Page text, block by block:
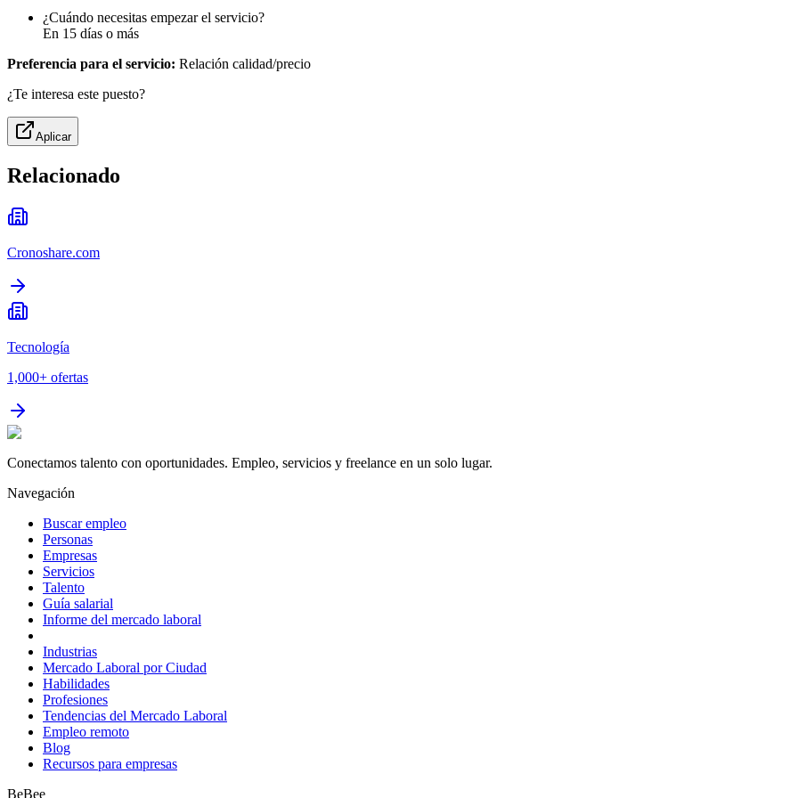
¿Cuándo necesitas empezar el servicio?
En 15 días o más
Preferencia para el servicio: Relación calidad/precio
¿Te interesa este puesto?
Aplicar
Relacionado
Cronoshare.com
Tecnología
1,000+ ofertas
Conectamos talento con oportunidades. Empleo, servicios y freelance en un solo lugar.
Navegación
Buscar empleo
Personas
Empresas
Servicios
Talento
Guía salarial
Informe del mercado laboral
Industrias
Mercado Laboral por Ciudad
Habilidades
Profesiones
Tendencias del Mercado Laboral
Empleo remoto
Blog
Recursos para empresas
BeBee